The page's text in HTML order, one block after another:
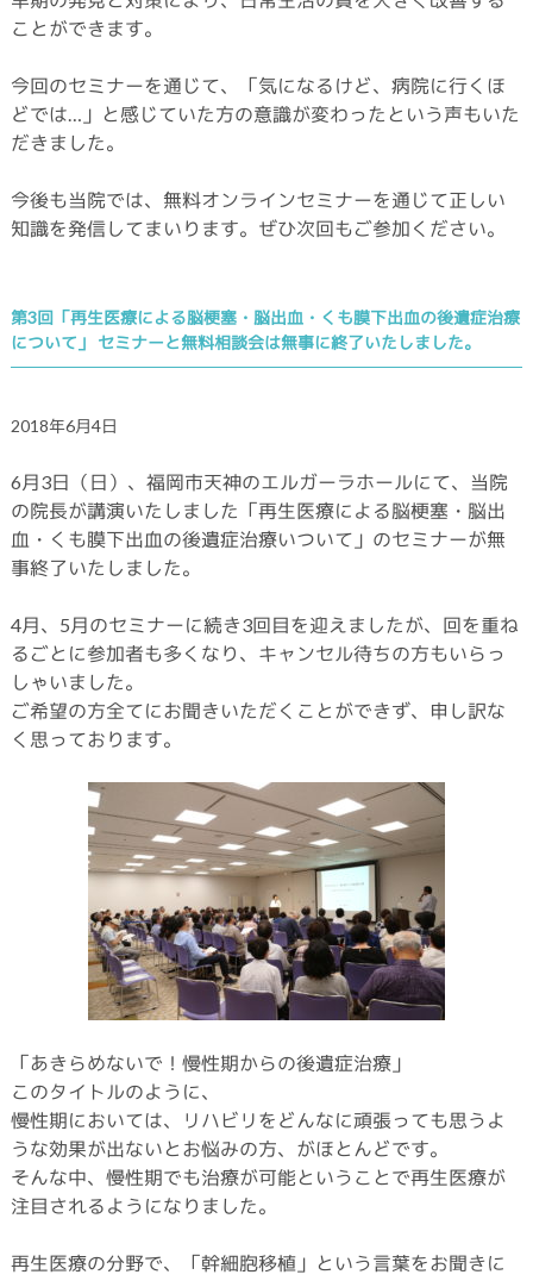
ことができます。
今回のセミナーを通じて、「気になるけど、病院に行くほ
どでは…」と感じていた方の意識が変わったという声もいた
だきました。
今後も当院では、無料オンラインセミナーを通じて正しい
知識を発信してまいります。ぜひ次回もご参加ください。
第3回「再生医療による脳梗塞・脳出血・くも膜下出血の後遺症治療
について」 セミナーと無料相談会は無事に終了いたしました。
2018年6月4日
6月3日（日）、福岡市天神のエルガーラホールにて、当院
の院長が講演いたしました「再生医療による脳梗塞・脳出
血・くも膜下出血の後遺症治療いついて」のセミナーが無
事終了いたしました。
4月、5月のセミナーに続き3回目を迎えましたが、回を重ね
るごとに参加者も多くなり、キャンセル待ちの方もいらっ
しゃいました。
ご希望の方全てにお聞きいただくことができず、申し訳な
く思っております。
「あきらめないで！慢性期からの後遺症治療」
このタイトルのように、
慢性期においては、リハビリをどんなに頑張っても思うよ
うな効果が出ないとお悩みの方、がほとんどです。
そんな中、慢性期でも治療が可能ということで再生医療が
注目されるようになりました。
再生医療の分野で、「幹細胞移植」という言葉をお聞きに